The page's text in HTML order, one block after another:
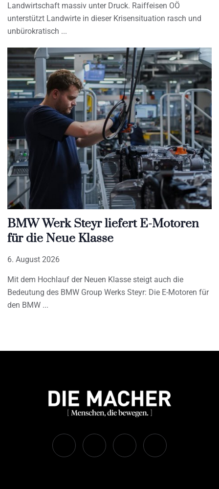
Landwirtschaft massiv unter Druck. Raiffeisen OÖ
unterstützt Landwirte in dieser Krisensituation rasch und
unbürokratisch
BMW Werk Steyr liefert E-Motoren
für die Neue Klasse
6. August 2026
Mit dem Hochlauf der Neuen Klasse steigt auch die
Bedeutung des BMW Group Werks Steyr: Die E-Motoren für
den BMW